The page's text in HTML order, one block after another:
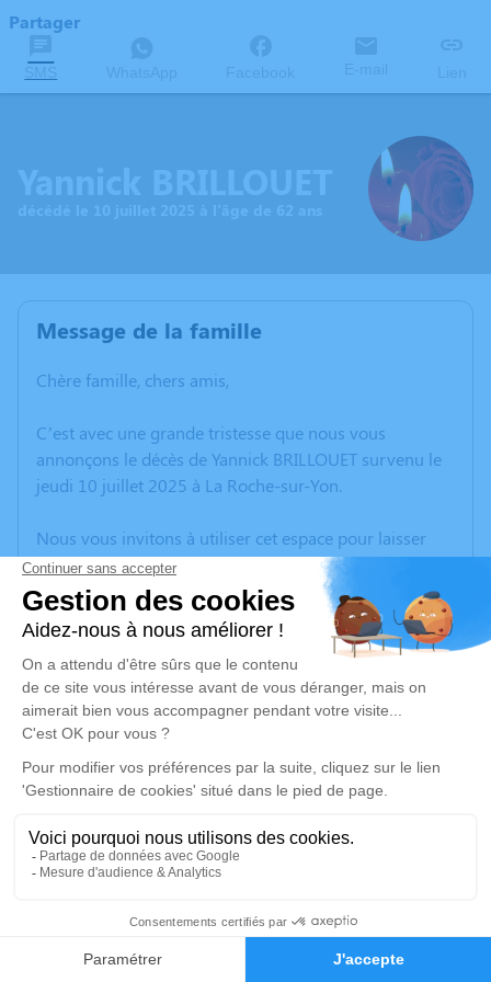
Faire-part Hommages
Partager
Message de la famille
Chère famille, chers amis,
C’est avec une grande tristesse que nous vous
annonçons le décès de Yannick BRILLOUET survenu le
jeudi 10 juillet 2025 à La Roche-sur-Yon.
Nous vous invitons à utiliser cet espace pour laisser
vos condoléances, partager des photos souvenirs, une
anecdote ou exprimer vos pensées à travers des
poèmes ou des textes. Cet endroit est un lieu
d'expression dédié à honorer la mémoire de Yannick
BRILLOUET.
Un service de plantation d’arbre hommage est
disponible ici.
Je rends hommage
Cérémonie religieuse
Église de Moutiers-sur-le-Lay
85320 Moutiers-sur-le-Lay